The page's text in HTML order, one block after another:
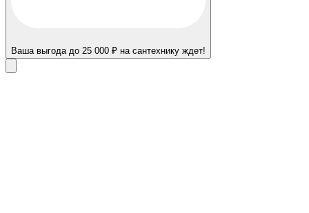
Ваша выгода до 25 000 ₽ на сантехнику ждет!